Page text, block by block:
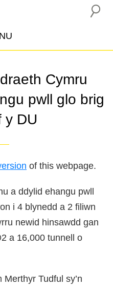
Cymru
pwll glo brig
y DU
of this webpage.
a ddylid ehangu pwll
i 4 blynedd a 2 filiwn
newid hinsawdd gan
a 16,000 tunnell o
Tudful sy’n